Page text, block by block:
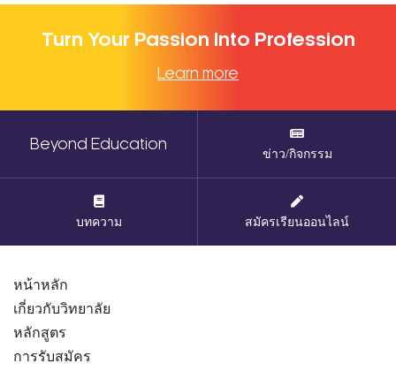
Turn Your Passion Into Profession
Learn more
Beyond Education
ข่าว/กิจกรรม
บทความ สมัครเรียนออนไลน์
หน้าหลัก
เกี่ยวกับวิทยาลัย
หลักสูตร
การรับสมัคร